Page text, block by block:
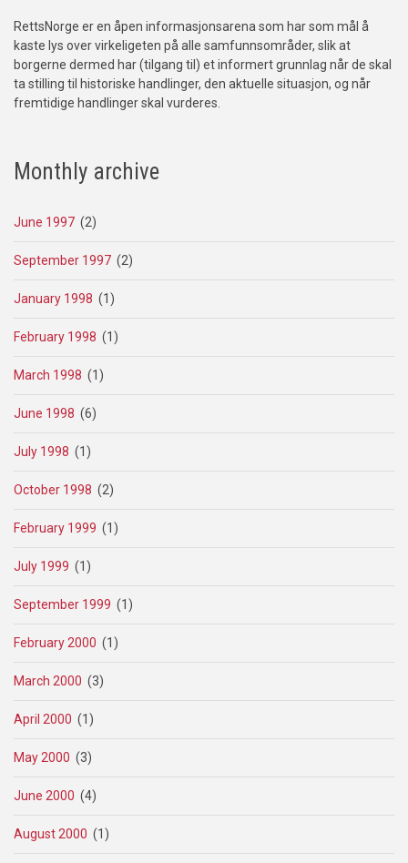
RettsNorge er en åpen informasjonsarena som har som mål å
kaste lys over virkeligeten på alle samfunnsområder, slik at
borgerne dermed har (tilgang til) et informert grunnlag når de skal
ta stilling til historiske handlinger, den aktuelle situasjon, og når
fremtidige handlinger skal vurderes.
Monthly archive
June 1997 (2)
September 1997 (2)
January 1998 (1)
February 1998 (1)
March 1998 (1)
June 1998 (6)
July 1998 (1)
October 1998 (2)
February 1999 (1)
July 1999 (1)
September 1999 (1)
February 2000 (1)
March 2000 (3)
April 2000 (1)
May 2000 (3)
June 2000 (4)
August 2000 (1)